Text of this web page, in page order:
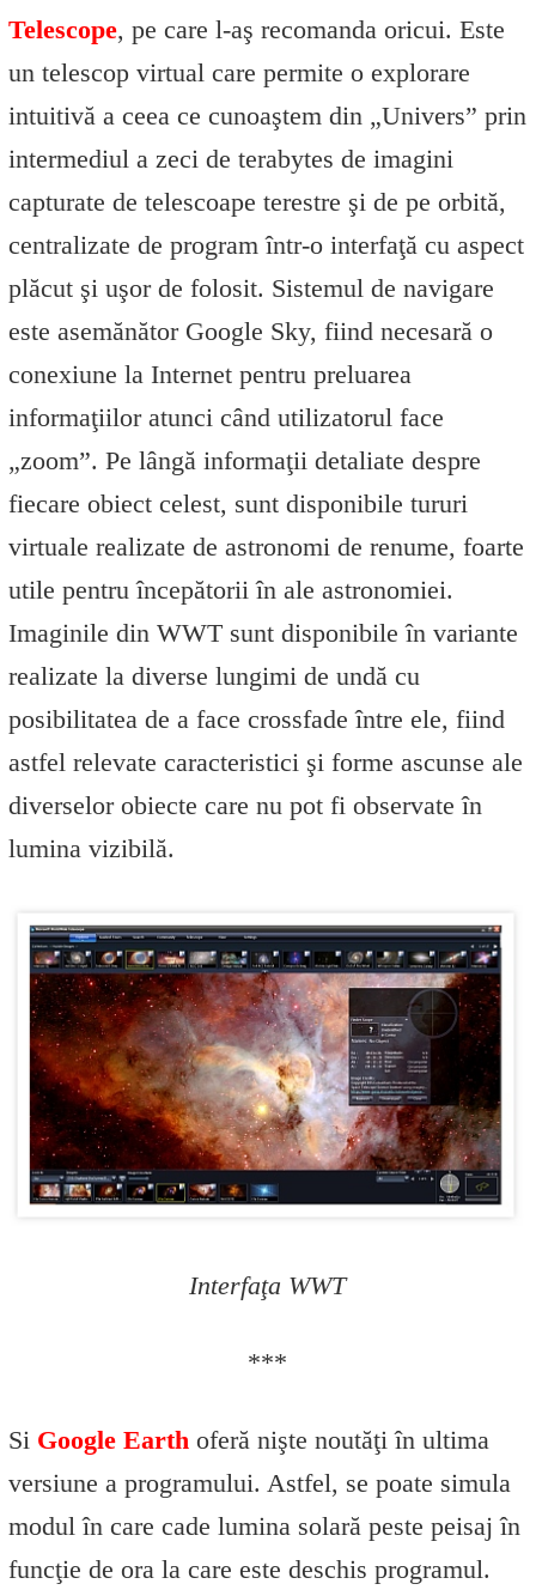
Telescope, pe care l-aş recomanda oricui. Este
un telescop virtual care permite o explorare
intuitivă a ceea ce cunoaştem din „Univers” prin
intermediul a zeci de terabytes de imagini
capturate de telescoape terestre şi de pe orbită,
centralizate de program într-o interfaţă cu aspect
plăcut şi uşor de folosit. Sistemul de navigare
este asemănător Google Sky, fiind necesară o
conexiune la Internet pentru preluarea
informaţiilor atunci când utilizatorul face
„zoom”. Pe lângă informaţii detaliate despre
fiecare obiect celest, sunt disponibile tururi
virtuale realizate de astronomi de renume, foarte
utile pentru începătorii în ale astronomiei.
Imaginile din WWT sunt disponibile în variante
realizate la diverse lungimi de undă cu
posibilitatea de a face crossfade între ele, fiind
astfel relevate caracteristici şi forme ascunse ale
diverselor obiecte care nu pot fi observate în
lumina vizibilă.
Interfaţa WWT
***
Si Google Earthoferă nişte noutăţi în ultima
versiune a programului. Astfel, se poate simula
modul în care cade lumina solară peste peisaj în
funcţie de ora la care este deschis programul.